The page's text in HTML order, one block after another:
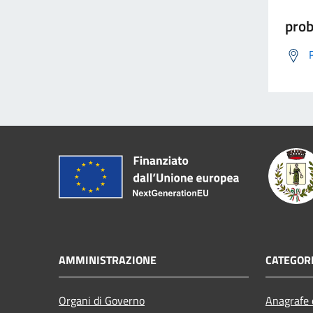
AMMINISTRAZIONE
Organi di Governo